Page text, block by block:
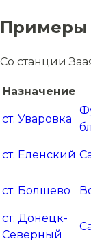
Примеры
Со станции
Назначение
ст. Уваровка
ст. Еленский
ст. Болшево
ст. Донецк-
Северный